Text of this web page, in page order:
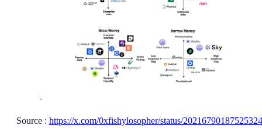
Source : https://x.com/0xfishylosopher/status/